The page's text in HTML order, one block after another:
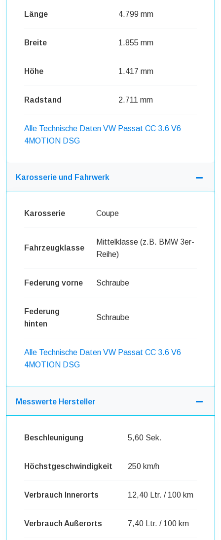
Länge 4.799 mm
Breite 1.855 mm
Höhe 1.417 mm
Radstand 2.711 mm
Alle Technische Daten VW Passat CC 3.6 V6
4MOTION DSG
Karosserie und Fahrwerk
Karosserie Coupe
Fahrzeugklasse
Mittelklasse (z.B. BMW 3er-
Reihe)
Federung vorne Schraube
Federung
hinten
Schraube
Alle Technische Daten VW Passat CC 3.6 V6
4MOTION DSG
Messwerte Hersteller
Beschleunigung 5,60 Sek.
Höchstgeschwindigkeit 250 km/h
Verbrauch Innerorts 12,40 Ltr. / 100 km
Verbrauch Außerorts 7,40 Ltr. / 100 km